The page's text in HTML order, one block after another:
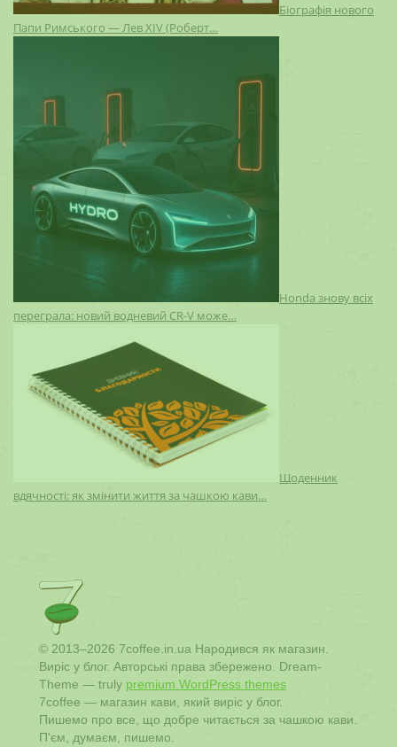
Біографія нового
Папи Римського — Лев XIV (Роберт…
Honda знову всіх
переграла: новий водневий CR-V може…
Щоденник
вдячності: як змінити життя за чашкою кави…
© 2013–2026 7coffee.in.ua Народився як магазин.
Виріс у блог. Авторські права збережено. Dream-
Theme — truly premium WordPress themes
7coffee — магазин кави, який виріс у блог.
Пишемо про все, що добре читається за чашкою кави.
П'єм, думаєм, пишемо.